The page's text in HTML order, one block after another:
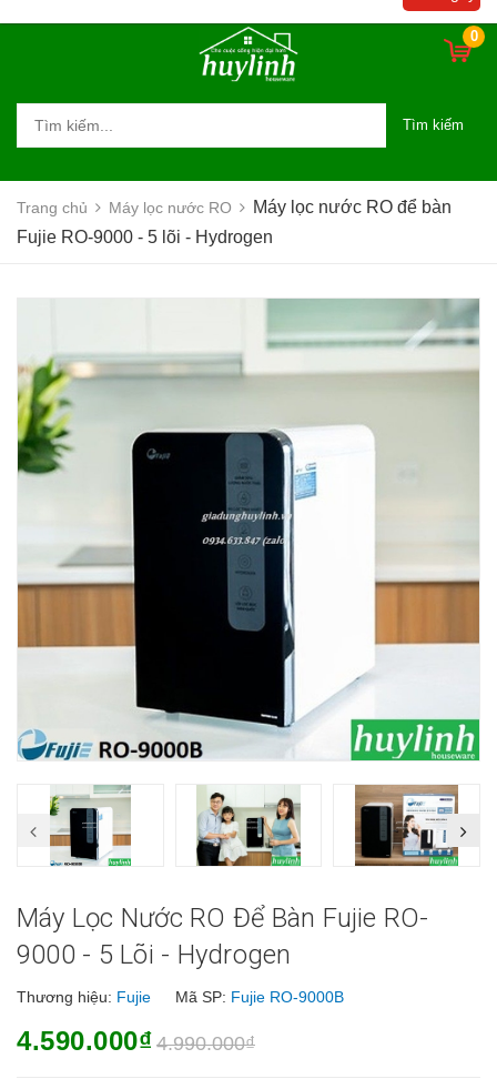
0
Tìm kiếm
Trang chủ Máy lọc nước RO
Máy lọc nước RO để bàn
Fujie RO-9000 - 5 lõi - Hydrogen
Máy Lọc Nước RO Để Bàn Fujie RO-
9000 - 5 Lõi - Hydrogen
Thương hiệu: Fujie Mã SP: Fujie RO-9000B
4.590.000₫ 4.990.000₫